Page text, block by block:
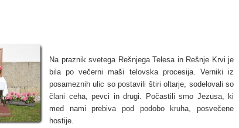
Na praznik svetega Rešnjega Telesa in Rešnje Krvi je
bila po večerni maši telovska procesija. Verniki iz
posameznih ulic so postavili štiri oltarje, sodelovali so
člani ceha, pevci in drugi. Počastili smo Jezusa, ki
med nami prebiva pod podobo kruha, posvečene
hostije.